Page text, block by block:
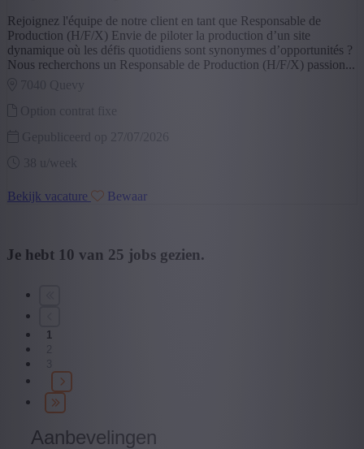
Rejoignez l'équipe de notre client en tant que Responsable de
Production (H/F/X) Envie de piloter la production d’un site
dynamique où les défis quotidiens sont synonymes d’opportunités ?
Nous recherchons un Responsable de Production (H/F/X) passion...
7040 quevy
Gepubliceerd op 27/07/2026
Bekijk vacature Bewaar
Je hebt 10 van 25 jobs gezien.
1
3
Aanbevelingen